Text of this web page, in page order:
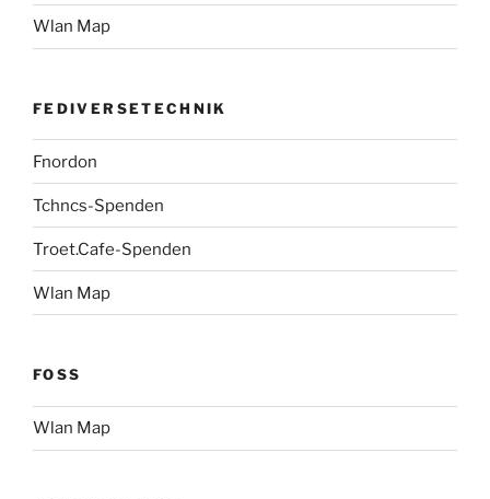
Wlan Map
FEDIVERSETECHNIK
Fnordon
Tchncs-Spenden
Troet.Cafe-Spenden
Wlan Map
FOSS
Wlan Map